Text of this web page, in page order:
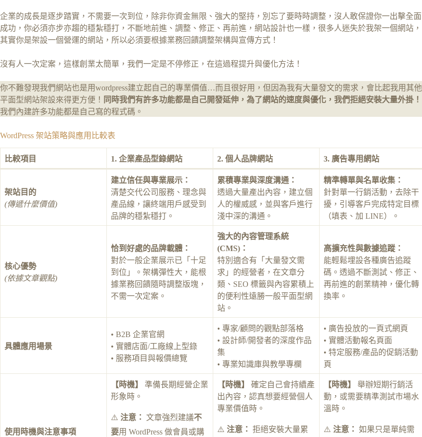
企業的成長是逐步踏實，不需要一次到位，除非你資金無限、強大的堅持，別忘了要時時調整，沒人敢保證你一出擊全面
成功，你必須亦步亦趨的穩紮穩打，不斷地前進、調整、修正、再前進，網站設計也一樣，很多人迷失於我架一個網站，
其實你是架設一個營運的網站，所以必須要根據業務回饋調整架構與宣傳方式！
沒有人一次定案，這樣創業太簡單，我們一定是不停修正，在這過程提升與優化方法！
你不難發現我們網站也是用wordpress建立起自己的專業價值…而且很好用，但因為我有大量發文的需求，會比起我用其他
平面型網站架設來得更方便！
同時我們有許多功能都是自己開發延伸，為了網站的速度與優化，我們拒絕安裝大量外掛！
我們內建許多功能都是自己寫的程式碼。
WordPress 架站策略與應用比較表
比較項目 1. 企業產品型錄網站 2. 個人品牌網站 3. 廣告專用網站
架站目的
(傳遞什麼價值)
建立信任與專業展示：
清楚交代公司服務、理念與
產品線，讓終端用戶感受到
品牌的穩紮穩打。
累積專業與深度溝通：
透過大量產出內容，建立個
人的權威感，並與客戶進行
淺中深的溝通。
精準轉單與名單收集：
針對單一行銷活動，去除干
擾，引導客戶完成特定目標
（填表、加 LINE）。
核心優勢
(依據文章觀點)
恰到好處的品牌載體：
對於一般企業展示已「十足
到位」。架構彈性大，能根
據業務回饋隨時調整版塊，
不需一次定案。
強大的內容管理系統
(CMS)：
特別適合有「大量發文需
求」的經營者，在文章分
類、SEO 標籤與內容累積上
的便利性遠勝一般平面型網
站。
高擴充性與數據追蹤：
能輕鬆埋設各種廣告追蹤
碼。透過不斷測試、修正、
再前進的創業精神，優化轉
換率。
具體應用場景
• B2B 企業官網
• 實體店面/工廠線上型錄
• 服務項目與報價總覽
• 專家/顧問的觀點部落格
• 設計師/開發者的深度作品
集
• 專業知識庫與教學專欄
• 廣告投放的一頁式網頁
• 實體活動報名頁面
• 特定服務/產品的促銷活動
頁
使用時機與注意事項
【時機】
準備長期經營企業
形象時。
⚠️ 注意： 文章強烈建議不
要用 WordPress 做會員或購
【時機】
確定自己會持續產
出內容，認真想要經營個人
專業價值時。
⚠️ 注意： 拒絕安裝大量累
【時機】
舉辦短期行銷活
動，或需要精準測試市場水
溫時。
⚠️ 注意： 如果只是單純需